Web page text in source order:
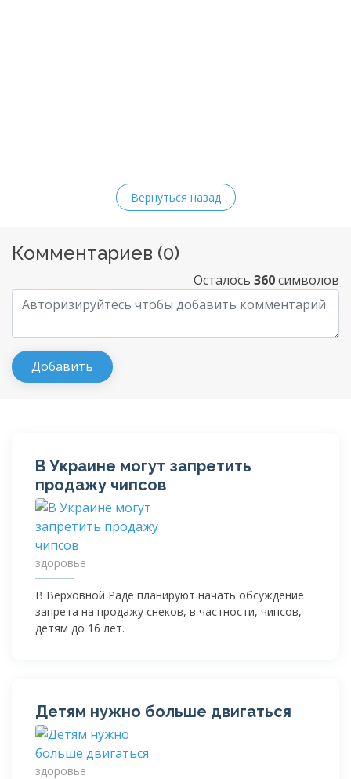
Вернуться назад
Комментариев (0)
Осталось 360символов
В Украине могут запретить
продажу чипсов
здоровье
В Верховной Раде планируют начать обсуждение
запрета на продажу снеков, в частности, чипсов,
детям до 16 лет.
Детям нужно больше двигаться
здоровье